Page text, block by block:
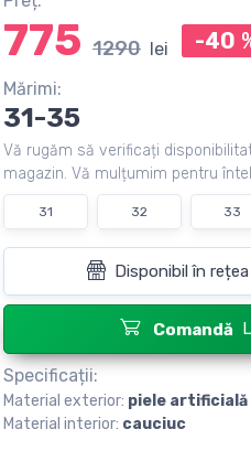
775 1290 lei -40
Mărimi:
31-35
Vă rugăm să verificați
magazin. Vă mulțumim pentru
31 32 33
Disponibil în
Comandă
Specificații:
Material exterior: piele artificială
Material interior: cauciuc